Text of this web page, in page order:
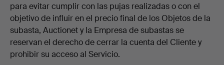
para evitar cumplir con las pujas realizadas o con el
objetivo de influir en el precio final de los Objetos de la
subasta, Auctionet y la Empresa de subastas se
reservan el derecho de cerrar la cuenta del Cliente y
prohibir su acceso al Servicio.